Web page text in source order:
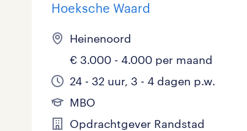
Hoeksche Waard
Heinenoord
€ 3.000 - 4.000 per maand
24 - 32 uur, 3 - 4 dagen p.w.
MBO
Opdrachtgever Randstad